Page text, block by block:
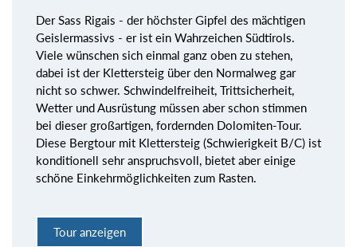
Der Sass Rigais - der höchster Gipfel des mächtigen
Geislermassivs - er ist ein Wahrzeichen Südtirols.
Viele wünschen sich einmal ganz oben zu stehen,
dabei ist der Klettersteig über den Normalweg gar
nicht so schwer. Schwindelfreiheit, Trittsicherheit,
Wetter und Ausrüstung müssen aber schon stimmen
bei dieser großartigen, fordernden Dolomiten-Tour.
Diese Bergtour mit Klettersteig (Schwierigkeit B/C) ist
konditionell sehr anspruchsvoll, bietet aber einige
schöne Einkehrmöglichkeiten zum Rasten.
Tour anzeigen